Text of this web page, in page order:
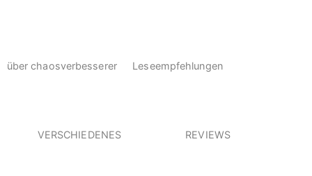
über chaosverbesserer Leseempfehlungen
VERSCHIEDENES REVIEWS